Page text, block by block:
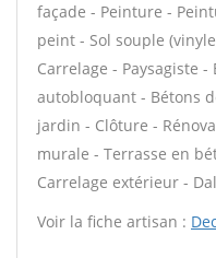
façade - Peinture -
peint - Sol souple
Carrelage - Paysagiste
autobloquant - Bétons
jardin - Clôture -
murale - Terrasse en
Carrelage extérieur -
Voir la fiche artisan :